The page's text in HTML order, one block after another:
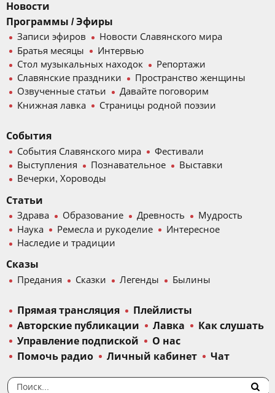
Новости
Программы / Эфиры
Записи эфиров
Новости Славянского мира
Братья месяцы
Интервью
Стол музыкальных находок
Репортажи
Славянские праздники
Пространство женщины
Озвученные статьи
Давайте поговорим
Книжная лавка
Страницы родной поэзии
События
События Славянского мира
Фестивали
Выступления
Познавательное
Выставки
Вечерки, Хороводы
Статьи
Здрава Образование Древность
Мудрость
Наука
Ремесла и рукоделие
Интересное
Наследие и традиции
Сказы
Предания Сказки Легенды Былины
Прямая трансляция
Плейлисты
Авторские публикации
Лавка
Как слушать
Управление подпиской
О нас
Помочь радио
Личный кабинет Чат